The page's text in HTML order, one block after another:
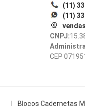
(11)
(11)
CNPJ:
CEP
Blocos Cadernetas